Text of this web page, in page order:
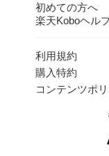
初めての方へ
楽天Koboヘル
利用規約
購入特約
コンテンツポ